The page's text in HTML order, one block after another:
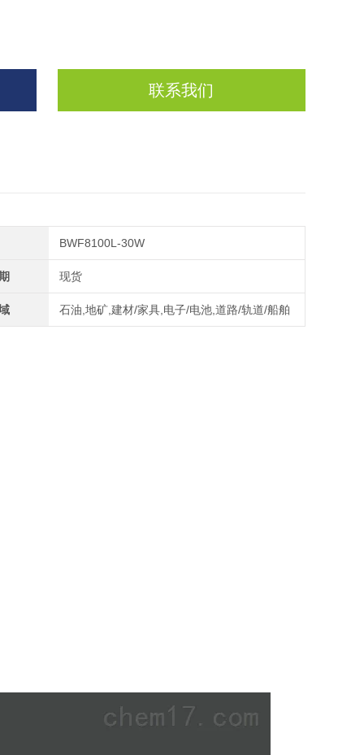
联系我们
BWF8100L-30W
现货
石油,地矿,建材/家具,电子/电池,道路/轨道/船舶